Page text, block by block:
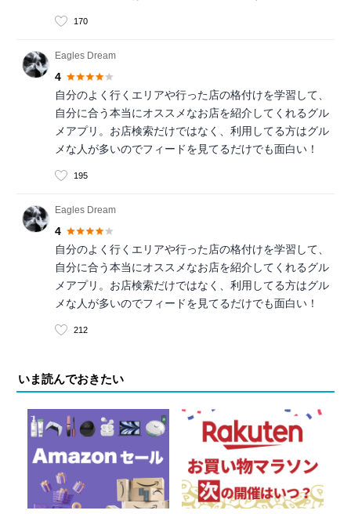
170
Eagles Dream
4
自分のよく行くエリアや行った店の格付けを学習して、
自分に合う本当にオススメなお店を紹介してくれるグル
メアプリ。お店検索だけではなく、利用してる方はグル
メな人が多いのでフィードを見てるだけでも面白い！
195
Eagles Dream
4
自分のよく行くエリアや行った店の格付けを学習して、
自分に合う本当にオススメなお店を紹介してくれるグル
メアプリ。お店検索だけではなく、利用してる方はグル
メな人が多いのでフィードを見てるだけでも面白い！
212
いま読んでおきたい